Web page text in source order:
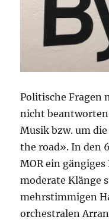
Politische Fragen
nicht
Musik bzw. um
the road». In den
MOR ein
moderate Klänge
mehrstimmigen
orchestralen